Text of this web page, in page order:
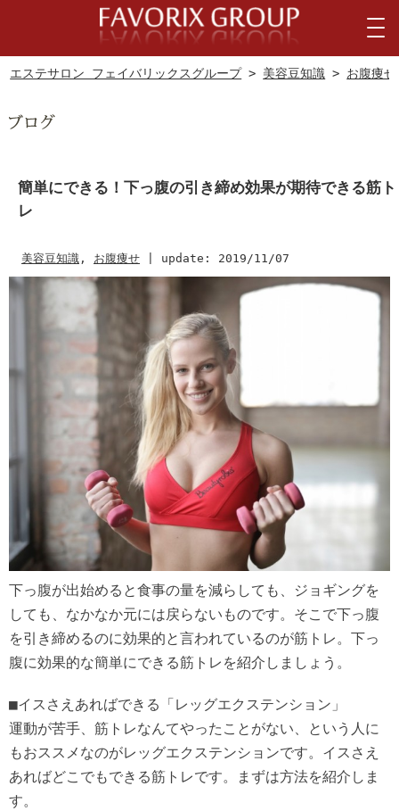
エステサロン フェイバリックスグループ> 美容豆知識 > お腹痩せ
簡単にできる！下っ腹の引き締め効果が期待できる筋ト
レ
美容豆知識 , お腹痩せ update: 2019/11/07
下っ腹が出始めると食事の量を減らしても、ジョギングを
しても、なかなか元には戻らないものです。そこで下っ腹
を引き締めるのに効果的と言われているのが筋トレ。下っ
腹に効果的な簡単にできる筋トレを紹介しましょう。
■イスさえあればできる「レッグエクステンション」
運動が苦手、筋トレなんてやったことがない、という人に
もおススメなのがレッグエクステンションです。イスさえ
あればどこでもできる筋トレです。まずは方法を紹介しま
す。